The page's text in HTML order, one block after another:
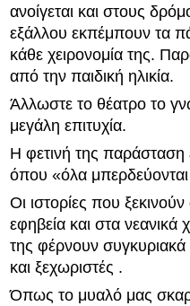
ανοίγεται και στους
εξάλλου εκπέμπουν τα
κάθε χειρονομία της.
από την παιδική ηλικία.
Άλλωστε το θέατρο το
μεγάλη επιτυχία.
Η φετινή της παράσταση
όπου «όλα
Οι ιστορίες που
εφηβεία και στα
της φέρνουν
και ξεχωριστές .
Όπως το μυαλό μας